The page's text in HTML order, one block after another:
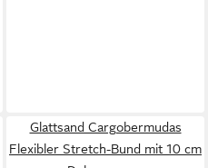
Glattsand Cargobermudas
Flexibler Stretch-Bund mit 10 cm